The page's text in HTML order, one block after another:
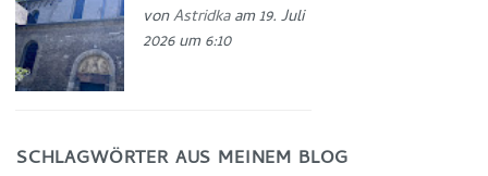
vonAstridkaam 19. Juli
2026 um 6:10
SCHLAGWÖRTER AUS MEINEM BLOG